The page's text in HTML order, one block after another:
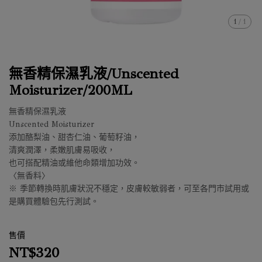
1 / 1
無香精保濕乳液/Unscented
Moisturizer/200ML
無香精保濕乳液
Unscented Moisturizer
添加酪梨油、甜杏仁油、葡萄籽油，
清爽潤澤，柔嫩肌膚易吸收，
也可搭配精油或維他命類增加功效。
〈無香料〉
※ 季節轉換時肌膚狀況不穩定，皮膚較敏弱者，可至各門市試用或
是購買體驗包先行測試。
售價
NT$320